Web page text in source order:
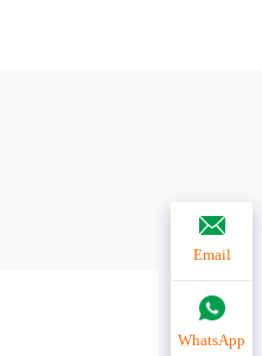
Email
WhatsApp